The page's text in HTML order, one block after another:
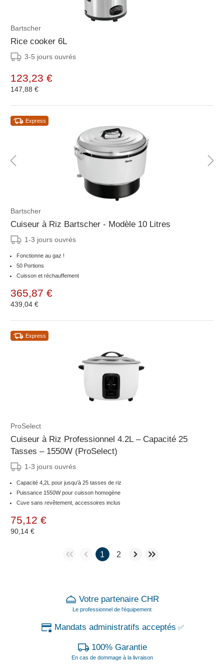
Bartscher
Rice cooker 6L
3-5 jours ouvrés
123,23 €
147,88 €
Express
Bartscher
Cuiseur à Riz Bartscher - Modèle 10 Litres
1-3 jours ouvrés
Fonctionne au gaz !
50 Portions
Cuisson et réchauffement
365,87 €
439,04 €
Express
ProSelect
Cuiseur à Riz Professionnel 4.2L – Capacité 25
Tasses – 1550W (ProSelect)
1-3 jours ouvrés
Capacité 4,2L pour jusqu’à 25 tasses de riz
Puissance 1550W pour cuisson homogène
Cuve sans revêtement, accessoires inclus
75,12 €
90,14 €
1 2
Votre partenaire CHR
Le professionnel de l'équipement
Mandats administratifs acceptés ✅
100% Garantie
En cas de dommage à la livraison